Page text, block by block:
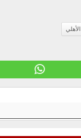
الأهلي